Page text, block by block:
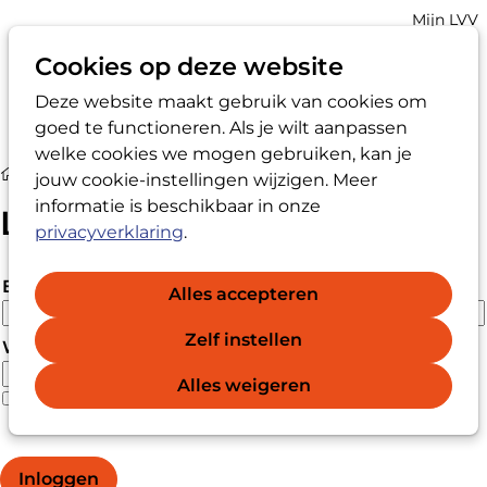
Cookies op deze website
Deze website maakt gebruik van cookies om
goed te functioneren. Als je wilt aanpassen
welke cookies we mogen gebruiken, kan je
jouw cookie-instellingen wijzigen. Meer
informatie is beschikbaar in onze
privacyverklaring.
Alles accepteren
Zelf instellen
Alles weigeren
Zoek
Account
Mijn LVV
Login
Login
E-mailadres
Wachtwoord
Wachtwoord weergeven
Wachtwoord vergeten?
Inloggen